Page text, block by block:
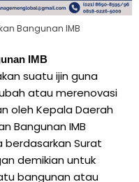
Bangunan IMB
IMB
suatu ijin guna
atau merenovasi
oleh Kepala Daerah
Bangunan IMB
berdasarkan Surat
demikian untuk
bangunan atau